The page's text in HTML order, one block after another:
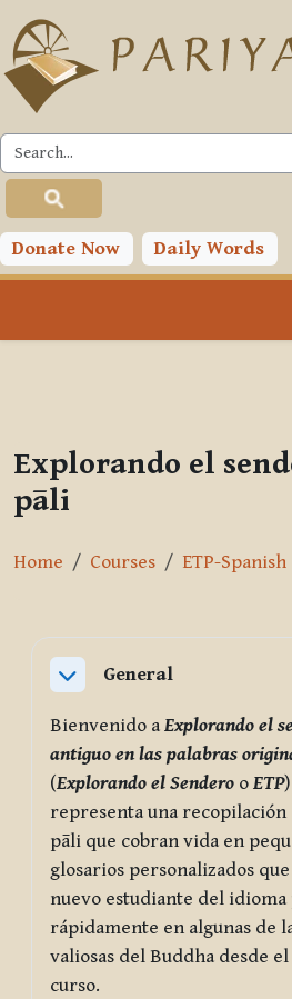
Skip to main content
Donate Now Daily Words
PLC
Toggle search input
Explorando el
pāli
Home Courses ETP-Spanish
Section outline
Collapse
General
Bienvenido a Explorando el
antiguo en las palabras
(Explorando el Sendero o ETP
representa una recopilación
pāli que cobran vida en
glosarios personalizados
nuevo estudiante del
rápidamente en algunas de
valiosas del Buddha desde
curso.